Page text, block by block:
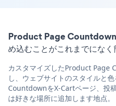
Product Page Countdown
め込むことがこれまでにな
カスタマイズしたProduct Page
し、ウェブサイトのスタイルと
CountdownをX-Cartページ、投
は好きな場所に追加します地点。